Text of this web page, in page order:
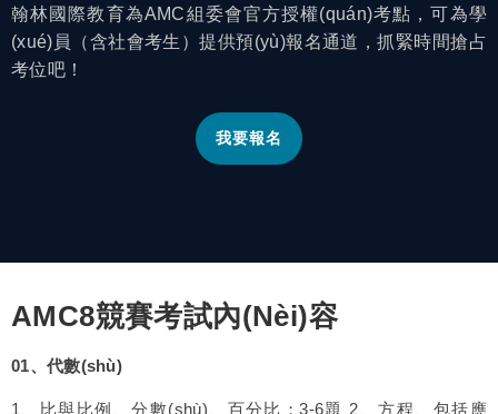
翰林國際教育為AMC組委會官方授權(quán)考點，可為學
(xué)員（含社會考生）提供預(yù)報名通道，抓緊時間搶占
考位吧！
我要報名
AMC8競賽考試內(nèi)容
01、 代數(shù)
1、比與比例、分數(shù)、百分比；3-6題 2、方程、包括應